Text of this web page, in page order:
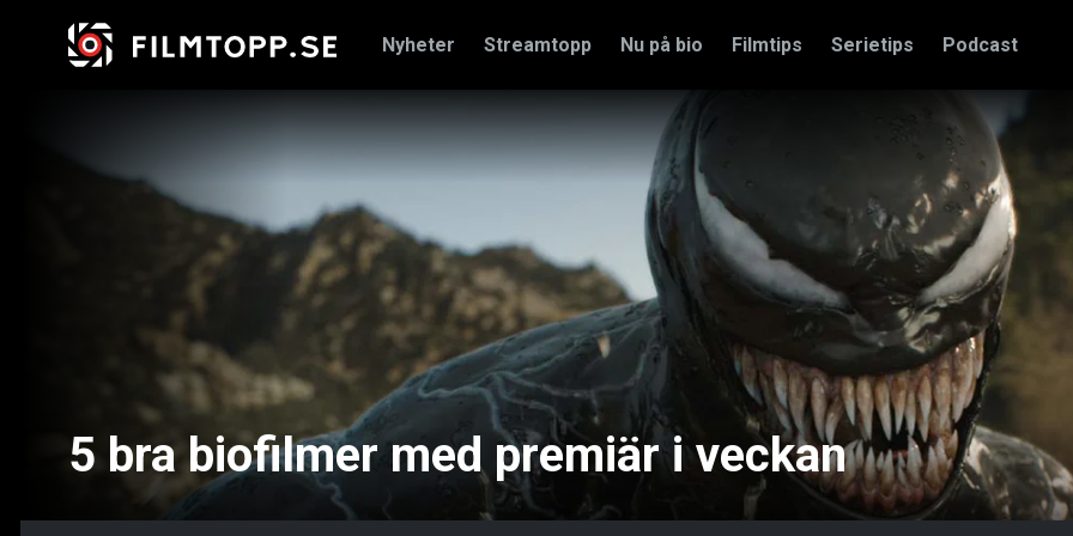
Nyheter Streamtopp Nu på bio Filmtips Serietips Podcast
5 bra biofilmer med premiär i veckan